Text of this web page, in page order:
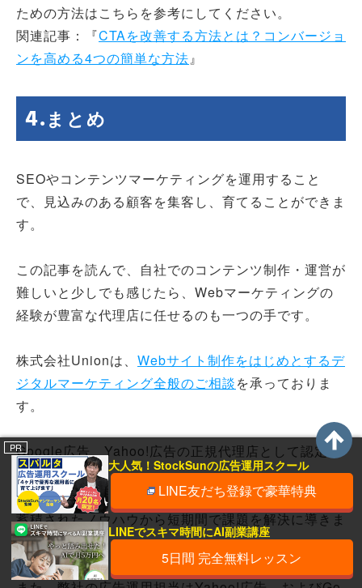
PR
大人気！StockSunの広告運用スクール
LINE友だち登録で豪華特典
LINEでスキマ時間にAI副業講座
5日間 完全無料レッスン
ための方法はこちらを参考にしてください。
関連記事：『CTAを改善する方法とは？コンバージョ
ンを高める4つの簡単な方法 』
まとめ
SEOやコンテンツマーケティングを運用すること
で、見込みのある顧客を集客し、育てることができま
す。
この記事を読んで、自社でのコンテンツ制作・運営が
難しいと少しでも感じたら、Webマーケティングの
経験が豊富な代理店に任せるのも一つの手です。
株式会社Unionは、 Webサイト制作をはじめとするデ
ジタルマーケティング全般のご相談を承っておりま
す。
Google広告、Yahoo!広告の正規代理店として認定さ
れています。
蓄積されたノウハウから短期間で課題を解決に導きま
す。